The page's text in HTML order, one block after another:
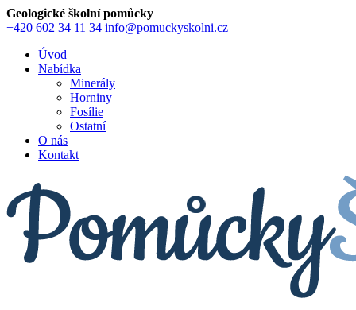
Geologické školní pomůcky
+420 602 34 11 34 info@pomuckyskolni.cz
Úvod
Nabídka
Minerály
Horniny
Fosílie
Ostatní
O nás
Kontakt